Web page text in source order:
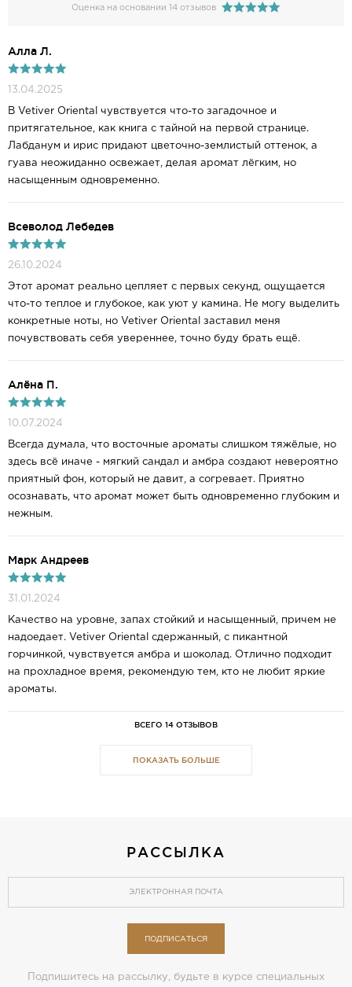
Оценка на основании 14 отзывов
Алла Л.
13.04.2025
В Vetiver Oriental чувствуется что-то загадочное и
притягательное, как книга с тайной на первой странице.
Лабданум и ирис придают цветочно-землистый оттенок, а
гуава неожиданно освежает, делая аромат лёгким, но
насыщенным одновременно.
Всеволод Лебедев
26.10.2024
Этот аромат реально цепляет с первых секунд, ощущается
что-то теплое и глубокое, как уют у камина. Не могу выделить
конкретные ноты, но Vetiver Oriental заставил меня
почувствовать себя увереннее, точно буду брать ещё.
Алёна П.
10.07.2024
Всегда думала, что восточные ароматы слишком тяжёлые, но
здесь всё иначе - мягкий сандал и амбра создают невероятно
приятный фон, который не давит, а согревает. Приятно
осознавать, что аромат может быть одновременно глубоким и
нежным.
Марк Андреев
31.01.2024
Качество на уровне, запах стойкий и насыщенный, причем не
надоедает. Vetiver Oriental сдержанный, с пикантной
горчинкой, чувствуется амбра и шоколад. Отлично подходит
на прохладное время, рекомендую тем, кто не любит яркие
ароматы.
ВСЕГО 14 ОТЗЫВОВ
ПОКАЗАТЬ БОЛЬШЕ
РАССЫЛКА
ПОДПИСАТЬСЯ
Подпишитесь на рассылку, будьте в курсе специальных